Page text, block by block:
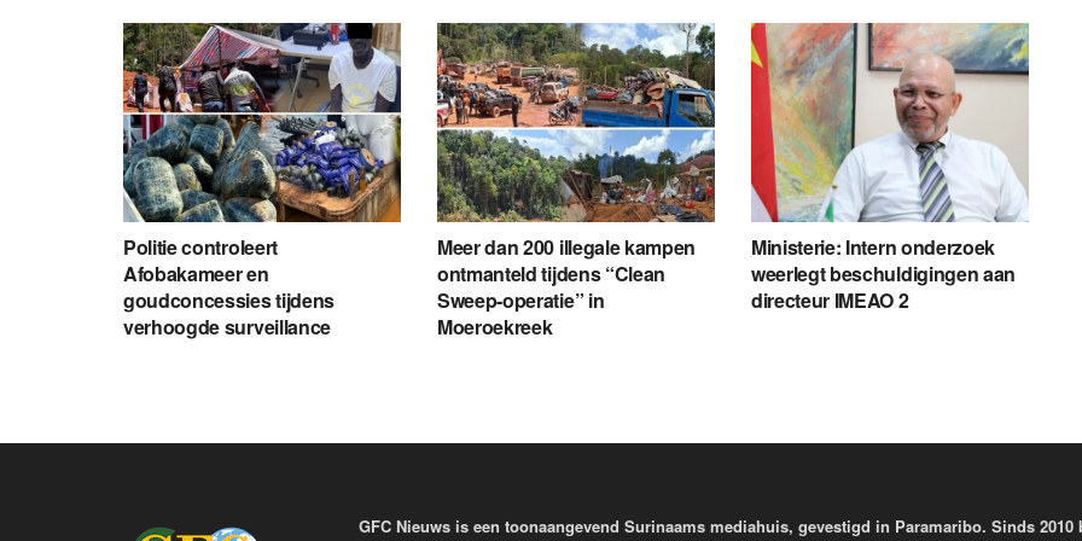
Politie controleert
Afobakameer en
goudconcessies tijdens
verhoogde surveillance
Meer dan 200 illegale kampen
ontmanteld tijdens “Clean
Sweep-operatie” in
Moeroekreek
Ministerie: Intern onderzoek
weerlegt beschuldigingen aan
directeur IMEAO 2
GFC Nieuws is een toonaangevend Surinaams mediahuis, gevestigd in Paramaribo. Sinds 2010